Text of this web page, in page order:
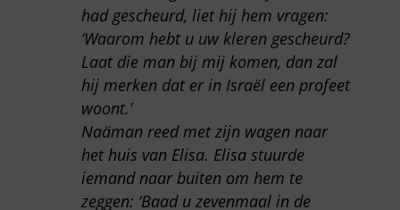
had gescheurd, liet hij hem vragen:
‘Waarom hebt u uw kleren gescheurd?
Laat die man bij mij komen, dan zal
hij merken dat er in Israël een profeet
woont.’
Naäman reed met zijn wagen naar
het huis van Elisa. Elisa stuurde
iemand naar buiten om hem te
zeggen: ‘Baad u zevenmaal in de